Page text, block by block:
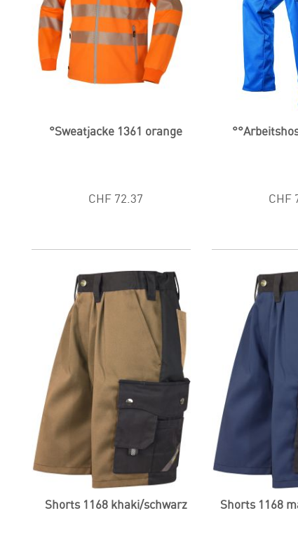
°Sweatjacke 1361 orange
CHF 72.37 CHF
Shorts 1168 khaki/schwarz Shorts 1168